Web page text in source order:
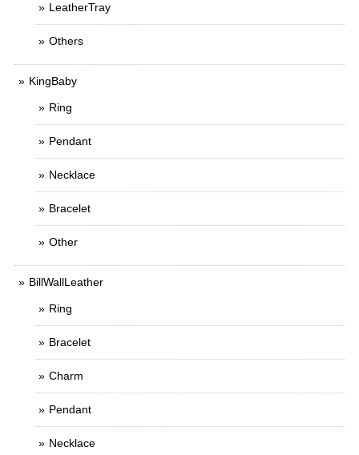
LeatherTray
Others
KingBaby
Ring
Pendant
Necklace
Bracelet
Other
BillWallLeather
Ring
Bracelet
Charm
Pendant
Necklace